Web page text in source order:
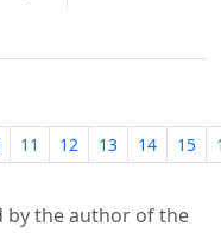
11 12 13 14 15
by the author of the